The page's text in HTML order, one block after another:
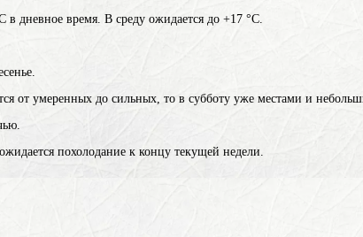
в дневное время. В среду ожидается до +17 °С.
от умеренных до сильных, то в субботу уже местами и
похолодание к концу текущей недели.